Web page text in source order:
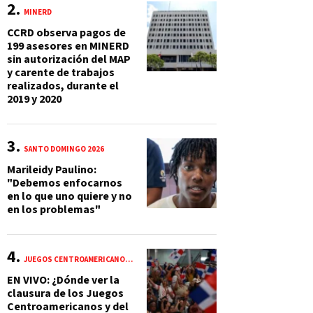
MINERD
CCRD observa pagos de
199 asesores en MINERD
sin autorización del MAP
y carente de trabajos
realizados, durante el
2019 y 2020
SANTO DOMINGO 2026
Marileidy Paulino:
"Debemos enfocarnos
en lo que uno quiere y no
en los problemas"
JUEGOS CENTROAMERICANOS Y DEL CARIBE 2026
EN VIVO: ¿Dónde ver la
clausura de los Juegos
Centroamericanos y del